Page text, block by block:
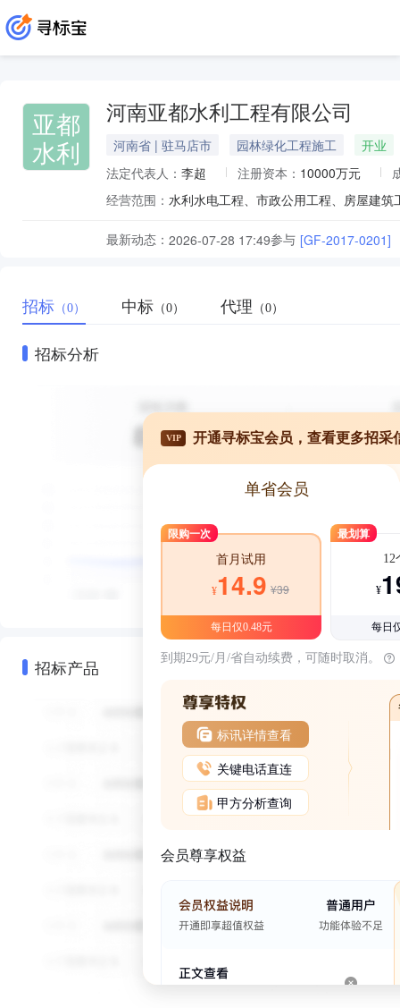
亚都
水利
河南亚都水利工程有限公司
河南省 | 驻马店市 园林绿化工程施工
开业
法定代表人： 李超 注册资本： 10000万元
经营范围：
最新动态： 2026-07-28 17:49参与 [GF-2017-0201]
招标 （0） 中标 （0） 代理 （0）
招标分析
招标产品
VIP 开通寻标宝会员，查看更多招采
单省会员
限购一次
首月试用
¥14.9 ¥39
每日仅0.48元
最划算
12
¥
每日
到期29元/月/省自动续费，可随时取消。
标讯详情查看
关键电话直连
甲方分析查询
会员尊享权益